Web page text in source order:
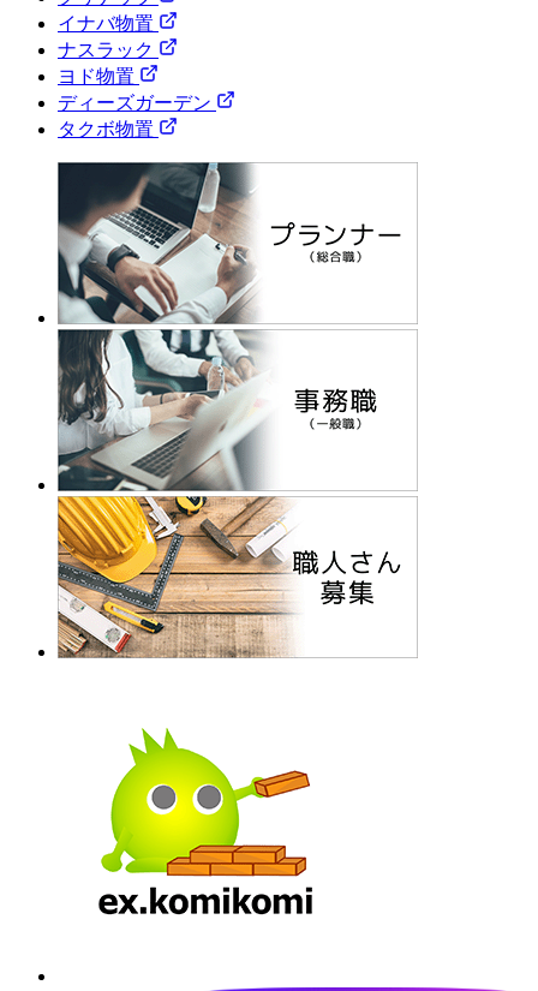
イナバ物置
ナスラック
ヨド物置
ディーズガーデン
タクボ物置